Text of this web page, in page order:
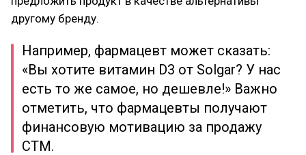
другому бренду.
Например, фармацевт может сказать:
«Вы хотите витамин D3 от Solgar? У нас
есть то же самое, но дешевле!» Важно
отметить, что фармацевты получают
финансовую мотивацию за продажу
СТМ.